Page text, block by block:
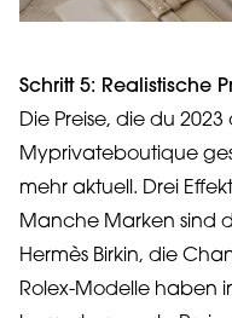
Schritt 5: Realistische
Die Preise, die du
Myprivateboutique
mehr aktuell. Drei
Manche Marken sind
Hermès Birkin, die
Rolex-Modelle haben